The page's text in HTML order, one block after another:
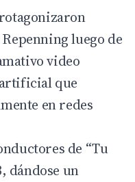
luego de
video
que
en redes
de “Tu
dándose un